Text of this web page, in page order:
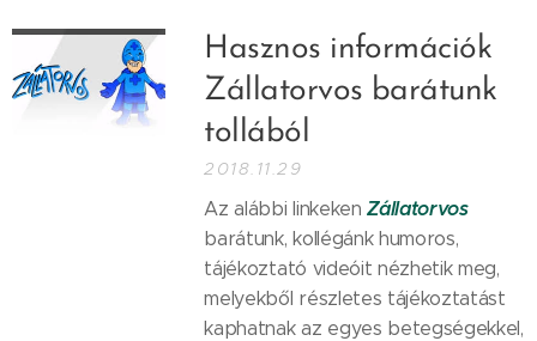
Hasznos információk
Zállatorvos barátunk
tollából
2018.11.29
Az alábbi linkekenZállatorvos
barátunk, kollégánk humoros,
tájékoztató videóit nézhetik meg,
melyekből részletes tájékoztatást
kaphatnak az egyes betegségekkel,